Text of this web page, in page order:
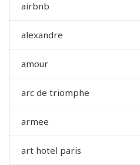
airbnb
alexandre
amour
arc de triomphe
armee
art hotel paris